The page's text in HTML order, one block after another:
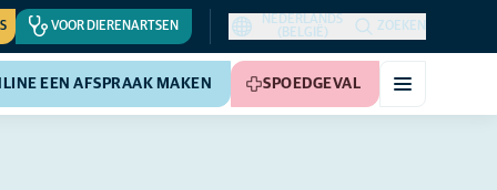
VOOR DIERENARTSEN
NEDERLANDS
(BELGIË)
ZOEKEN
EEN AFSPRAAK MAKEN SPOEDGEVAL